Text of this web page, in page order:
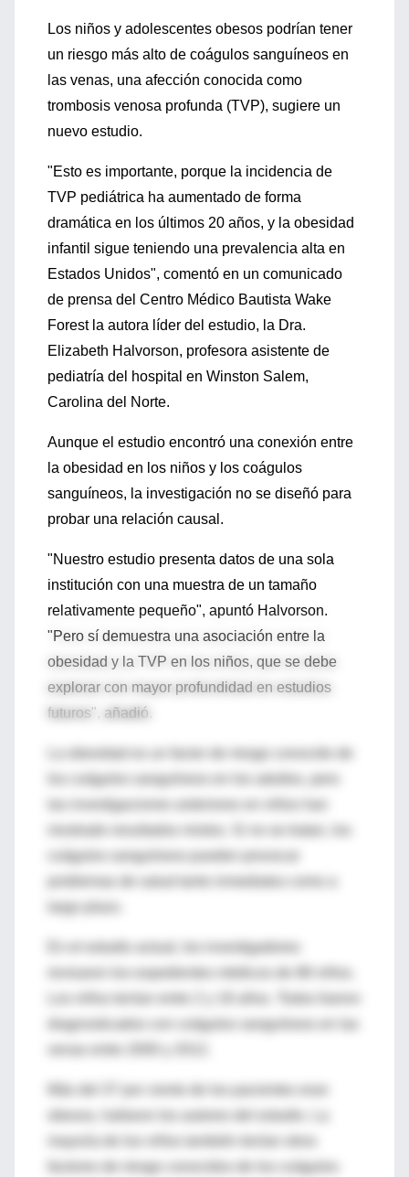
Los niños y adolescentes obesos podrían tener
un riesgo más alto de coágulos sanguíneos en
las venas, una afección conocida como
trombosis venosa profunda (TVP), sugiere un
nuevo estudio.
"Esto es importante, porque la incidencia de
TVP pediátrica ha aumentado de forma
dramática en los últimos 20 años, y la obesidad
infantil sigue teniendo una prevalencia alta en
Estados Unidos", comentó en un comunicado
de prensa del Centro Médico Bautista Wake
Forest la autora líder del estudio, la Dra.
Elizabeth Halvorson, profesora asistente de
pediatría del hospital en Winston Salem,
Carolina del Norte.
Aunque el estudio encontró una conexión entre
la obesidad en los niños y los coágulos
sanguíneos, la investigación no se diseñó para
probar una relación causal.
"Nuestro estudio presenta datos de una sola
institución con una muestra de un tamaño
relativamente pequeño", apuntó Halvorson.
"Pero sí demuestra una asociación entre la
obesidad y la TVP en los niños, que se debe
explorar con mayor profundidad en estudios
futuros", añadió.
La obesidad es un factor de riesgo conocido de
los coágulos sanguíneos en los adultos, pero
las investigaciones anteriores en niños han
coágulos sanguíneos pueden provocar
largo plazo.
En el estudio actual, los investigadores
diagnosticados con coágulos sanguíneos en las
mayoría de los niños también tenían otros
factores de riesgo conocidos de los coágulos